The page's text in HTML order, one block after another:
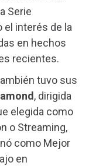
Serie
el interés de la
en hechos
recientes.
tuvo sus
, dirigida
elegida como
o Streaming,
como Mejor
en